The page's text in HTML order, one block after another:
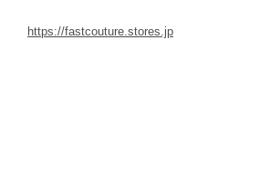
https://fastcouture.stores.jp